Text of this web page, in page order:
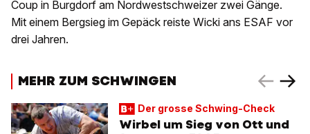
Coup in Burgdorf am Nordwestschweizer zwei Gänge.
Mit einem Bergsieg im Gepäck reiste Wicki ans ESAF vor
drei Jahren.
MEHR ZUM SCHWINGEN
Der grosse Schwing-Check
Wirbel um Sieg von Ott und